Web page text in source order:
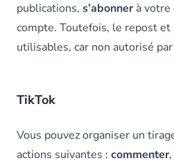
publications, s’abonner à votre
compte. Toutefois, le repost et
utilisables, car non autorisé par
TikTok
Vous pouvez organiser un
actions suivantes : commenter,